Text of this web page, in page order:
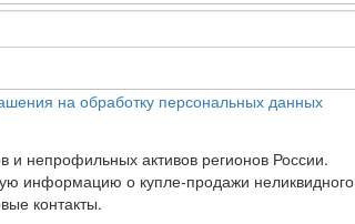
на обработку персональных данных
и непрофильных активов регионов России.
информацию о купле-продажи неликвидного
контакты.